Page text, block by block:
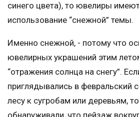
синего цвета), то ювелиры
использование “снежной” темы.
Именно снежной, - потому что
ювелирных украшений этим
“отражения солнца на снегу”.
приглядывались в февральский
лесу к сугробам или деревьям,